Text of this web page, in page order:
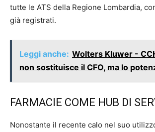
tutte le ATS della Regione Lombardia,
già registrati.
Leggi anche: Wolters Kluwer -
non sostituisce il CFO, ma lo
FARMACIE COME HUB DI
Nonostante il recente calo nel suo